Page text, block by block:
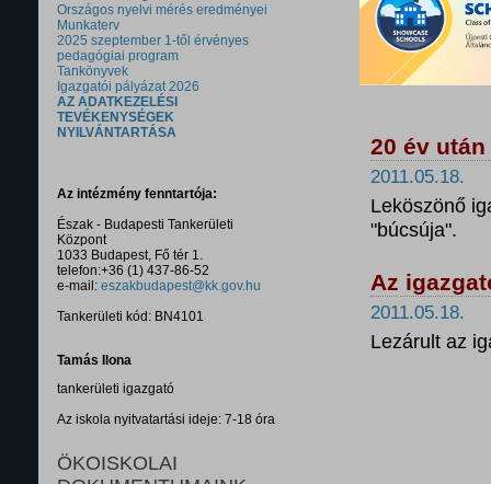
Országos nyelvi mérés eredményei
Munkaterv
2025 szeptember 1-től érvényes
pedagógiai program
Tankönyvek
Igazgatói pályázat 2026
AZ ADATKEZELÉSI
TEVÉKENYSÉGEK
NYILVÁNTARTÁSA
Az intézmény fenntartója:
Észak - Budapesti Tankerületi
Központ
1033 Budapest, Fő tér 1.
telefon:+36 (1) 437-86-52
e-mail: eszakbudapest@kk.gov.hu
Tankerületi kód: BN4101
Tamás Ilona
tankerületi igazgató
Az iskola nyitvatartási ideje: 7-18 óra
ÖKOISKOLAI
20 év
2011.05.18.
Leköszönő
"búcsúja".
Az
2011.05.18.
Lezárult az